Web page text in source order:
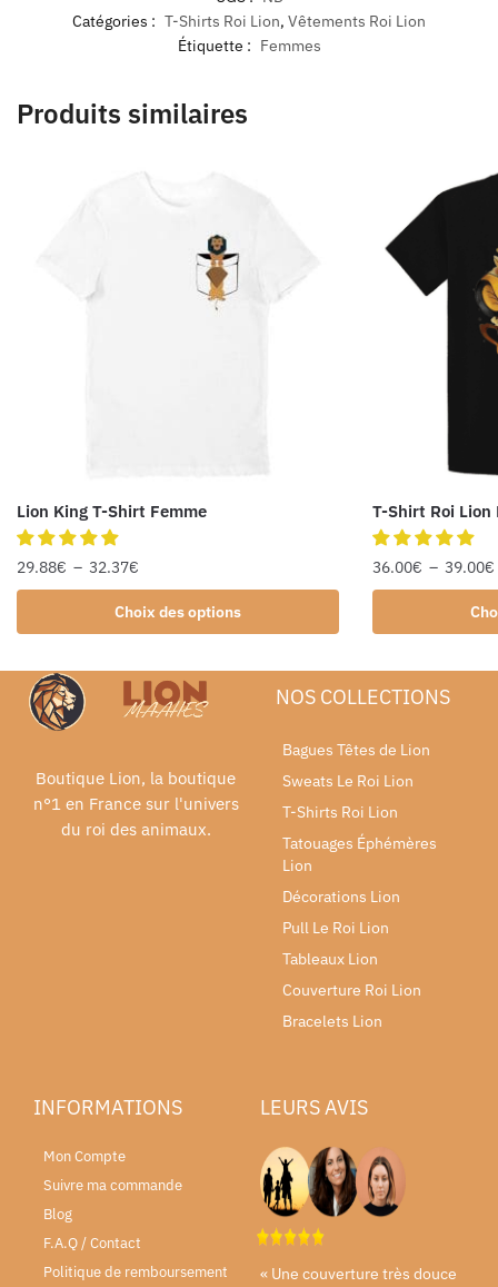
Catégories : T-Shirts Roi Lion, Vêtements Roi Lion
Étiquette : Femmes
Produits similaires
Lion King T-Shirt Femme
29.88€ – 32.37€
Choix des options
T-Shirt Roi Lion
36.00€ – 39.00€
Boutique Lion, la boutique
n°1 en France sur l'univers
du roi des animaux.
NOS COLLECTIONS
Bagues Têtes de Lion
Sweats Le Roi Lion
T-Shirts Roi Lion
Tatouages Éphémères
Lion
Décorations Lion
Pull Le Roi Lion
Tableaux Lion
Couverture Roi Lion
Bracelets Lion
INFORMATIONS
Mon Compte
Suivre ma commande
Blog
F.A.Q / Contact
Politique de remboursement
LEURS AVIS
« Une couverture très douce